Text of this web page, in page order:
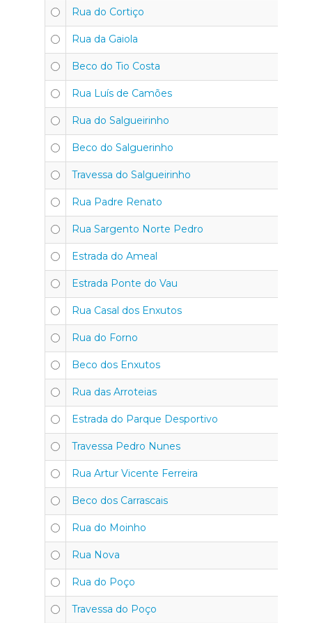
Rua do Cortiço
Rua da Gaiola
Beco do Tio Costa
Rua Luís de Camões
Rua do Salgueirinho
Beco do Salguerinho
Travessa do Salgueirinho
Rua Padre Renato
Rua Sargento Norte Pedro
Estrada do Ameal
Estrada Ponte do Vau
Rua Casal dos Enxutos
Rua do Forno
Beco dos Enxutos
Rua das Arroteias
Estrada do Parque Desportivo
Travessa Pedro Nunes
Rua Artur Vicente Ferreira
Beco dos Carrascais
Rua do Moinho
Rua Nova
Rua do Poço
Travessa do Poço